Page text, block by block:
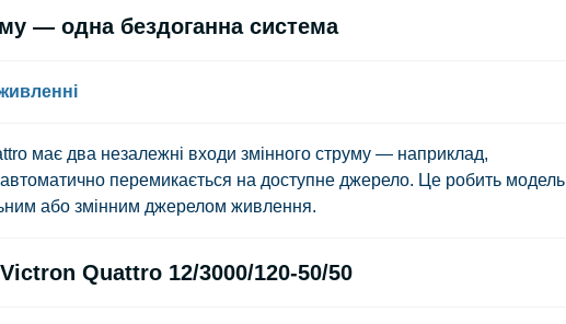
— одна бездоганна система
має два незалежні входи змінного струму — наприклад,
перемикається на доступне джерело. Це робить модель
або змінним джерелом живлення.
Quattro 12/3000/120-50/50